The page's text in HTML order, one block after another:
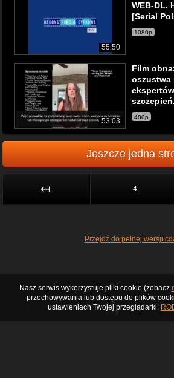
55:50
WEB-DL.
[Serial
1080p
53:03
Film
oszustwa
szczepień.
480p
Jeszcze jedna
↤ 4
Przejdź do pełnej wersji
Nasz serwis wykorzystuje pliki cookie (zobacz
przechowywania lub dostępu do plików
ustawieniach Twojej przeglądarki.